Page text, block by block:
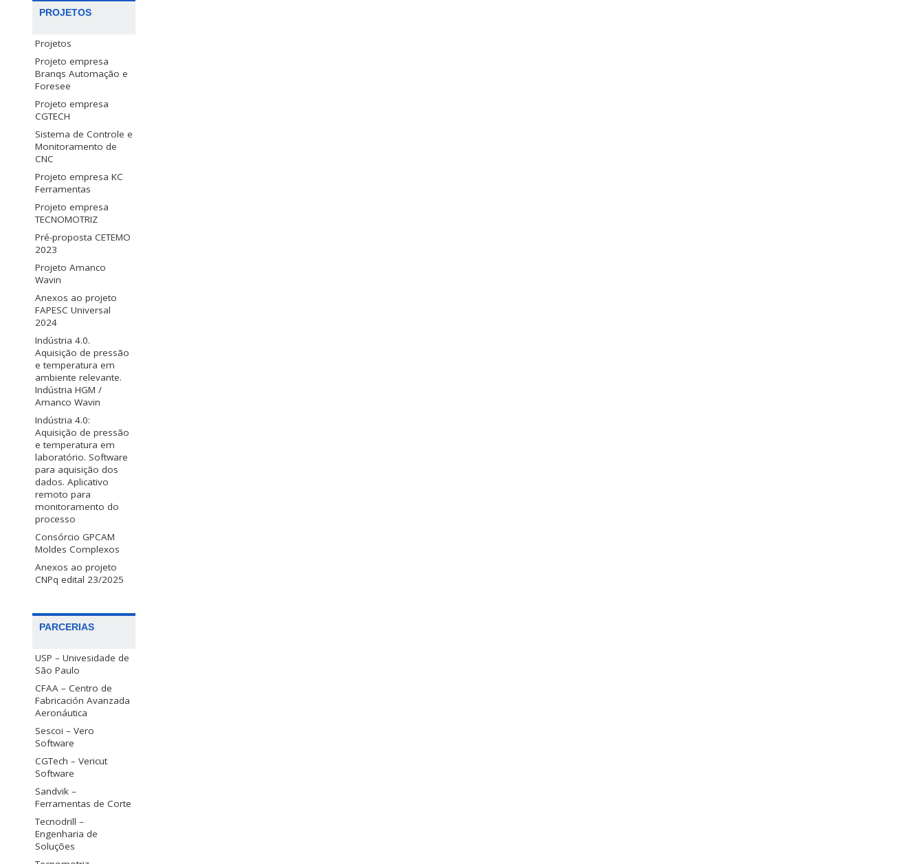
PROJETOS
Projetos
Projeto empresa
Branqs Automação e
Foresee
Projeto empresa
CGTECH
Sistema de Controle e
Monitoramento de
CNC
Projeto empresa KC
Ferramentas
Projeto empresa
TECNOMOTRIZ
Pré-proposta CETEMO
2023
Projeto Amanco
Wavin
Anexos ao projeto
FAPESC Universal
2024
Indústria 4.0.
Aquisição de pressão
e temperatura em
ambiente relevante.
Indústria HGM /
Amanco Wavin
Indústria 4.0:
Aquisição de pressão
e temperatura em
laboratório. Software
para aquisição dos
dados. Aplicativo
remoto para
monitoramento do
processo
Consórcio GPCAM
Moldes Complexos
Anexos ao projeto
CNPq edital 23/2025
PARCERIAS
USP – Univesidade de
São Paulo
CFAA – Centro de
Fabricación Avanzada
Aeronáutica
Sescoi – Vero
Software
CGTech – Vericut
Software
Sandvik –
Ferramentas de Corte
Tecnodrill –
Engenharia de
Soluções